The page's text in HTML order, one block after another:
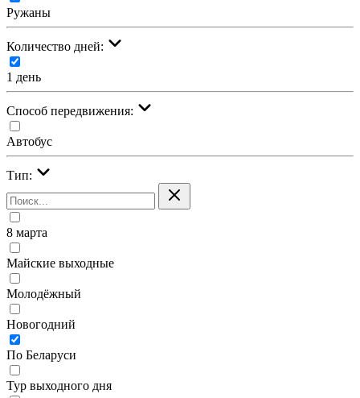
Ружаны
Количество дней:
1 день
Cпособ передвижения:
Автобус
Тип:
8 марта
Майские выходные
Молодёжный
Новогодний
По Беларуси
Тур выходного дня